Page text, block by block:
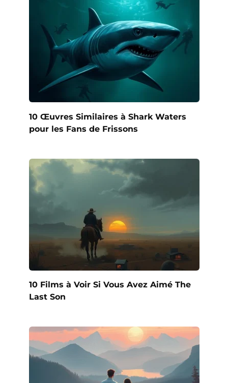
10 Œuvres Similaires à Shark Waters
pour les Fans de Frissons
10 Films à Voir Si Vous Avez Aimé The
Last Son